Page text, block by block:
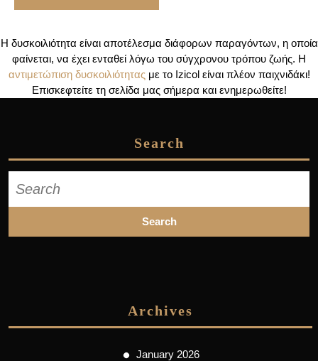
Η δυσκοιλιότητα είναι αποτέλεσμα διάφορων παραγόντων, η οποία
φαίνεται, να έχει ενταθεί λόγω του σύγχρονου τρόπου ζωής. H
αντιμετώπιση δυσκοιλιότηταςμε το Izicol είναι πλέον παιχνιδάκι!
Επισκεφτείτε τη σελίδα μας σήμερα και ενημερωθείτε!
Search
for:
Archives
January 2026